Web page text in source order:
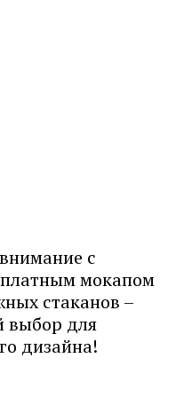
с
мокапом
стаканов –
выбор для
дизайна!